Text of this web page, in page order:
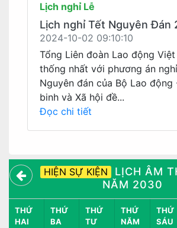
Lịch nghỉ Lễ
Lịch nghỉ Tết Nguyên Đán
2024-10-02 09:10:10
Tổng Liên đoàn Lao động Việt
thống nhất với phương án
Nguyên đán của Bộ Lao động
binh và Xã hội đề...
Đọc chi tiết
HIỆN SỰ KIỆN
LỊCH ÂM
NĂM 2030
THỨ
HAI
THỨ
BA
THỨ
TƯ
THỨ
NĂM
THỨ
SÁU